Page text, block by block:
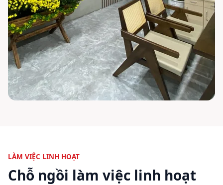
LÀM VIỆC LINH HOẠT
Chỗ ngồi làm việc linh hoạt